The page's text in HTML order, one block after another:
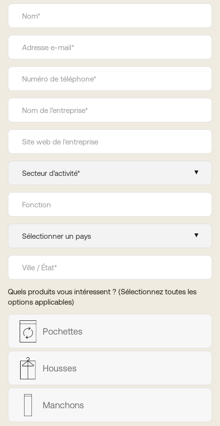
Quels produits vous intéressent ? (Sélectionnez toutes les
options applicables)
Pochettes
Housses
Manchons